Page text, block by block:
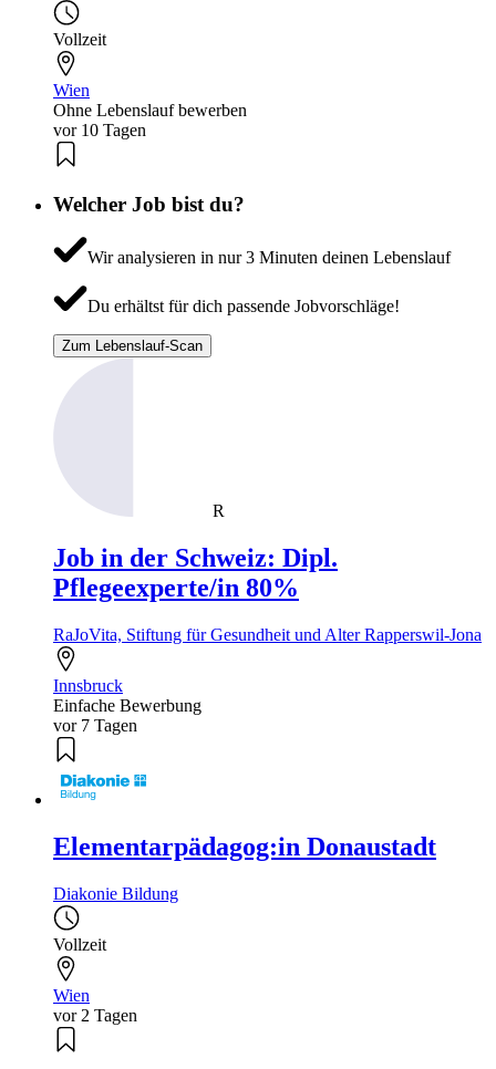
Vollzeit
Wien
Ohne Lebenslauf bewerben
vor 10 Tagen
Welcher Job bist du?
Wir analysieren in nur 3 Minuten deinen Lebenslauf
Du erhältst für dich passende Jobvorschläge!
Zum Lebenslauf-Scan
R
Job in der Schweiz: Dipl.
Pflegeexperte/in 80%
RaJoVita, Stiftung für Gesundheit und Alter Rapperswil-Jona
Innsbruck
Einfache Bewerbung
vor 7 Tagen
Elementarpädagog:in Donaustadt
Diakonie Bildung
Vollzeit
Wien
vor 2 Tagen